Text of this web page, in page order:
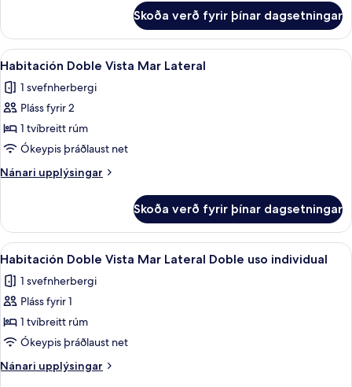
svíta
sjávarsýn
Skoða verð fyrir þínar dagsetningar
Skoða
allar
myndir
fyrir
Habitación
Doble
Vista
Mar
Míníbar, öryggishólf í herbergi,
4
Habitación Doble Vista Mar Lateral
1 svefnherbergi
Pláss fyrir 2
1 tvíbreitt rúm
Ókeypis þráðlaust net
Nánari upplýsingar
Nánari
Doble
Vista
Mar
Skoða verð fyrir þínar dagsetningar
Skoða
allar
myndir
fyrir
Habitación
Doble
Vista
Mar
Míníbar, öryggishólf í herbergi,
4
Habitación Doble Vista Mar Lateral Doble uso individual
1 svefnherbergi
Pláss fyrir 1
1 tvíbreitt rúm
Ókeypis þráðlaust net
Nánari upplýsingar
Nánari